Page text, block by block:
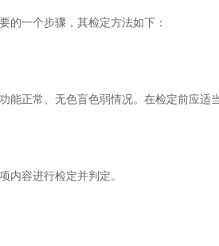
一个步骤，其检定方法如下：
正常、无色盲色弱情况。在检定前应适当
容进行检定并判定。